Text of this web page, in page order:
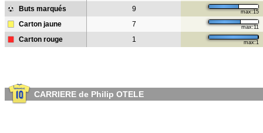
Buts marqués 9 max:15
Carton jaune 7 max:11
Carton rouge 1 max:1
CARRIERE de Philip OTELE